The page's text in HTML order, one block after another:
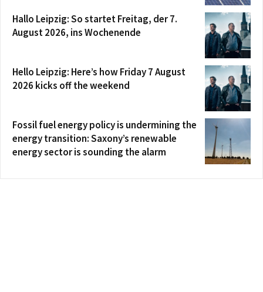
Hallo Leipzig: So startet Freitag, der 7.
August 2026, ins Wochenende
Hello Leipzig: Here’s how Friday 7 August
2026 kicks off the weekend
Fossil fuel energy policy is undermining the
energy transition: Saxony’s renewable
energy sector is sounding the alarm